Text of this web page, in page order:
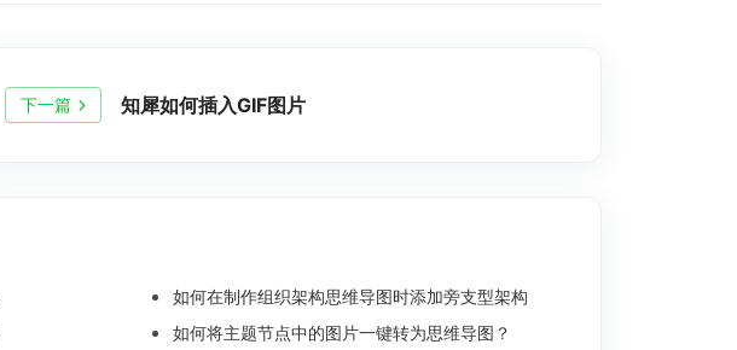
下一篇 知犀如何插入GIF图片
如何在制作组织架构思维导图时添加旁支型架构
如何将主题节点中的图片一键转为思维导图？